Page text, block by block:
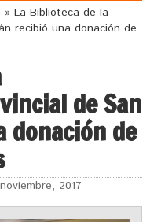
» La Biblioteca de la
recibió una donación de
de San
donación de
2017